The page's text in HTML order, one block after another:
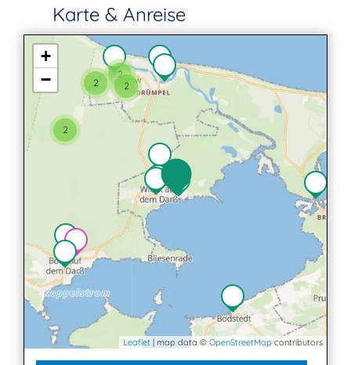
Karte & Anreise
2
2
2
2
+
−
Leaflet | map data © OpenStreetMapcontributors